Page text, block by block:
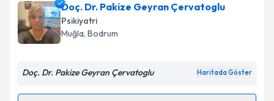
için bir takvim hazırlandığında e-posta ile
bilgilendireceğiz.
E-posta Adresiniz
Doç. Dr. Pakize Geyran Çervatoglu
Psikiyatri
Muğla, Bodrum
Doç. Dr. Pakize Geyran Çervatoglu Haritada Göster